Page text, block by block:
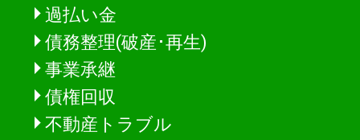
過払い金
債務整理(破産･再生)
事業承継
債権回収
不動産トラブル